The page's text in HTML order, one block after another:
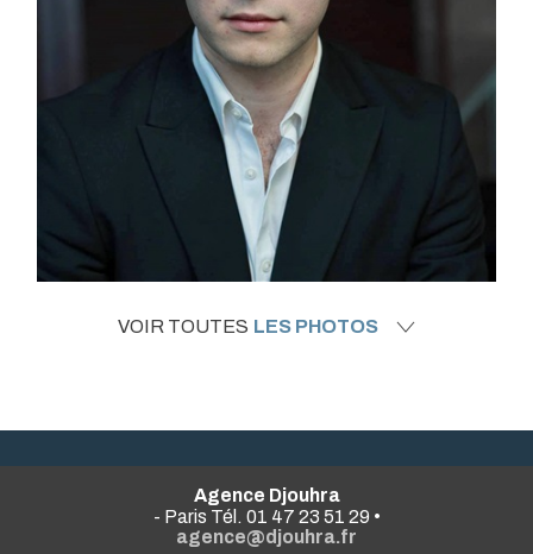
VOIR TOUTES LES PHOTOS
Agence Djouhra
- Paris Tél. 01 47 23 51 29 •
agence@djouhra.fr